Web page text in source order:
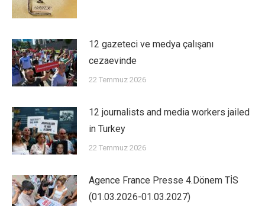
12 gazeteci ve medya çalışanı
cezaevinde
22 Temmuz 2026
12 journalists and media workers jailed
in Turkey
22 Temmuz 2026
Agence France Presse 4.Dönem TİS
(01.03.2026-01.03.2027)